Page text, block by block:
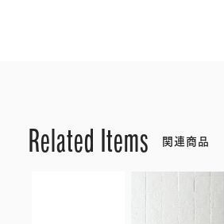
Related Items 関連商品